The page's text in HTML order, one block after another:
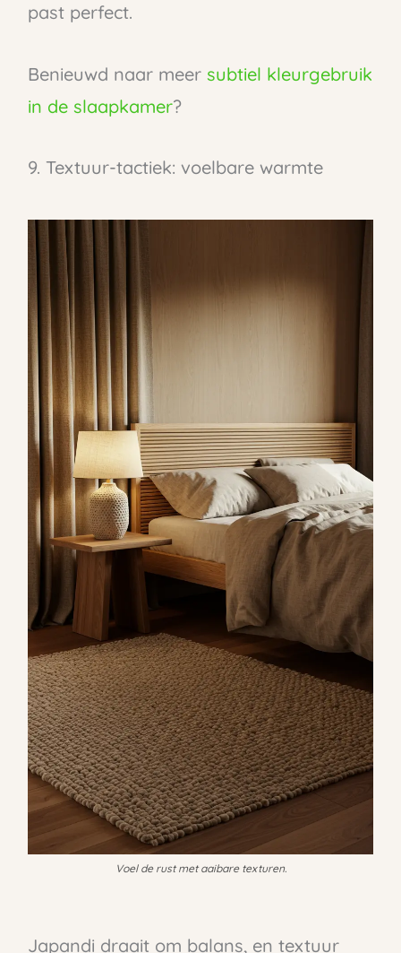
past perfect.
Benieuwd naar meer subtiel kleurgebruik
in de slaapkamer?
9. Textuur-tactiek: voelbare warmte
Voel de rust met aaibare texturen.
Japandi draait om balans, en textuur